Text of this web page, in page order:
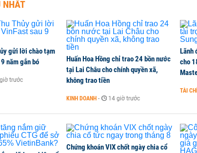
NHẤT
gửi lời chào tạm
năm gắn bó
trước
Huấn Hoa Hồng chỉ trao 24 bồn nước
tại Lai Châu cho chính quyền xã,
không trao tiền
KINH DOANH - 14 giờ trước
Lãnh
cho
TÀI
Chứng khoán VIX chốt ngày chia cổ